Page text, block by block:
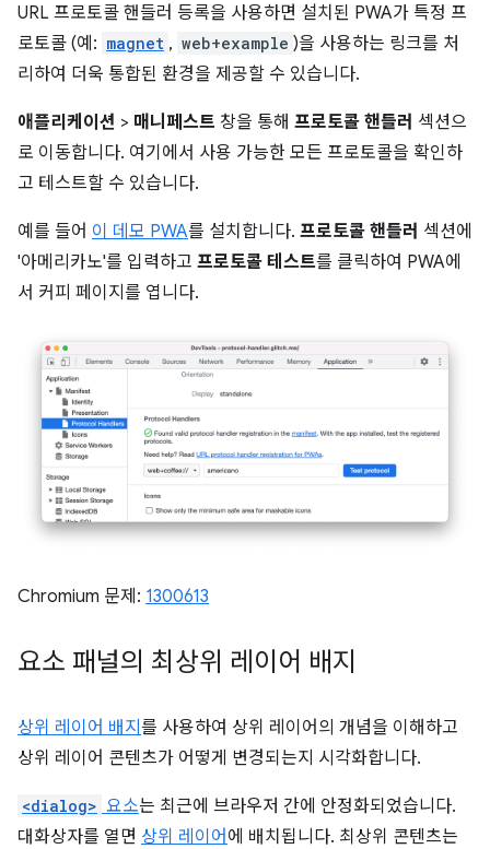
URL 프로토콜 핸들러 등록을 사용하면 설치된 PWA가 특정 프
로토콜 (예: magnet , web+example )을 사용하는 링크를 처
리하여 더욱 통합된 환경을 제공할 수 있습니다.
애플리케이션 > 매니페스트 창을 통해 프로토콜 핸들러 섹션으
로 이동합니다. 여기에서 사용 가능한 모든 프로토콜을 확인하
고 테스트할 수 있습니다.
예를 들어 이 데모 PWA를 설치합니다. 프로토콜 핸들러 섹션에
'아메리카노'를 입력하고 프로토콜 테스트를 클릭하여 PWA에
서 커피 페이지를 엽니다.
Chromium 문제: 1300613
요소 패널의 최상위 레이어 배지
상위 레이어 배지 를 사용하여 상위 레이어의 개념을 이해하고
상위 레이어 콘텐츠가 어떻게 변경되는지 시각화합니다.
<dialog> 요소는 최근에 브라우저 간에 안정화되었습니다.
대화상자를 열면 상위 레이어 에 배치됩니다. 최상위 콘텐츠는